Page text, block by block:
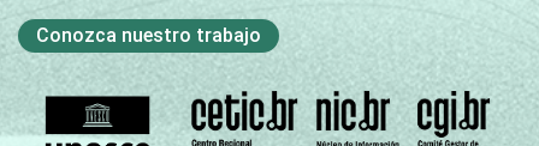
Conozca nuestro trabajo